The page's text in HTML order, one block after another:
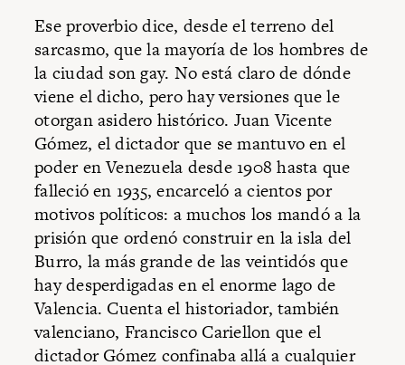
Ese proverbio dice, desde el terreno del
sarcasmo, que la mayoría de los hombres de
la ciudad son gay. No está claro de dónde
viene el dicho, pero hay versiones que le
otorgan asidero histórico. Juan Vicente
Gómez, el dictador que se mantuvo en el
poder en Venezuela desde 1908 hasta que
falleció en 1935, encarceló a cientos por
motivos políticos: a muchos los mandó a la
prisión que ordenó construir en la isla del
Burro, la más grande de las veintidós que
hay desperdigadas en el enorme lago de
Valencia. Cuenta el historiador, también
valenciano, Francisco Cariellon que el
dictador Gómez confinaba allá a cualquier